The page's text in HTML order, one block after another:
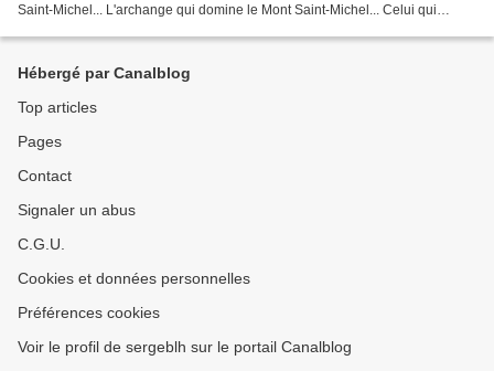
Saint-Michel... L'archange qui domine le Mont Saint-Michel... Celui qui
Hébergé par Canalblog
Top articles
Pages
Contact
Signaler un abus
C.G.U.
Cookies et données personnelles
Préférences cookies
Voir le profil de sergeblh sur le portail Canalblog